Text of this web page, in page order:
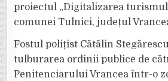
proiectul „Digitalizarea
comunei Tulnici, județul
Fostul polițist Cătălin
tulburarea ordinii publice de
Penitenciarului Vrancea într-o